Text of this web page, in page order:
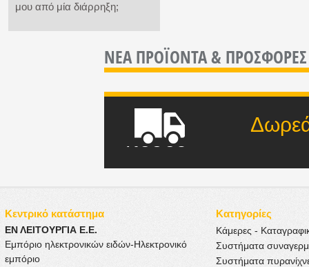
μου από μία διάρρηξη;
ΝΕΑ ΠΡΟΪΟΝΤΑ & ΠΡΟΣΦΟΡΕΣ
Δωρεάν
ποσού
Κεντρικό κατάστημα Κατηγορίες
ΕΝ ΛΕΙΤΟΥΡΓΙΑ Ε.Ε.
Εμπόριο ηλεκτρονικών ειδών-Ηλεκτρονικό
εμπόριο
Κάμερες -
Συστήματα
Συστήματα